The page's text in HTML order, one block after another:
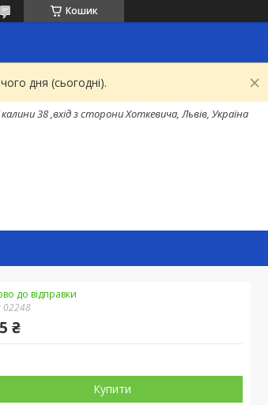
Кошик
дня (сьогодні).
38 ,вхід з сторони Хоткевича, Львів, Україна
до відправки
02248
₴
Купити